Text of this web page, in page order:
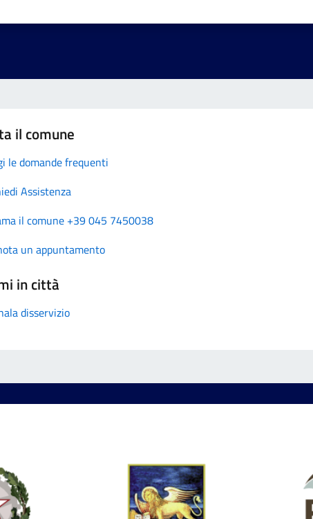
il comune
le domande frequenti
Assistenza
il comune +39 045 7450038
un appuntamento
in città
disservizio